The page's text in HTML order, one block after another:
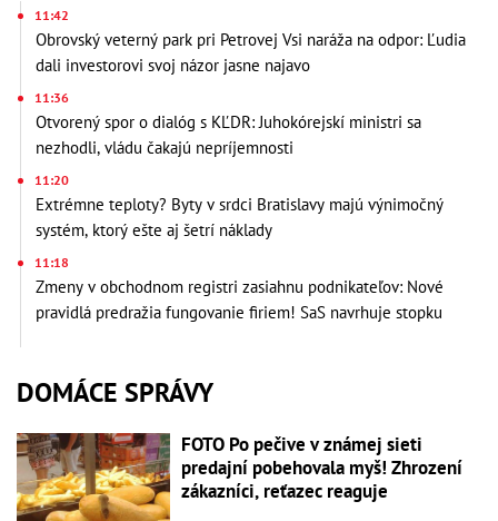
11:42
Obrovský veterný park pri Petrovej Vsi naráža na odpor: Ľudia
dali investorovi svoj názor jasne najavo
11:36
Otvorený spor o dialóg s KĽDR: Juhokórejskí ministri sa
nezhodli, vládu čakajú nepríjemnosti
11:20
Extrémne teploty? Byty v srdci Bratislavy majú výnimočný
systém, ktorý ešte aj šetrí náklady
11:18
Zmeny v obchodnom registri zasiahnu podnikateľov: Nové
pravidlá predražia fungovanie firiem! SaS navrhuje stopku
DOMÁCE SPRÁVY
FOTO Po pečive v známej sieti
predajní pobehovala myš! Zhrození
zákazníci, reťazec reaguje